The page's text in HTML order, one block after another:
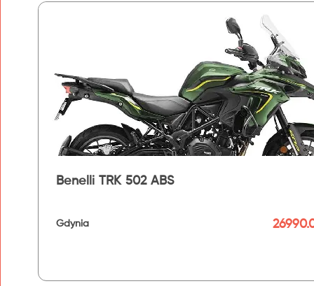
Benelli TRK 502 ABS
Gdynia